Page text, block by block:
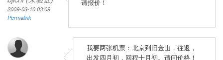
2009-03-10 03:09
Permalink
请报价！
我要两张机票：北京到旧金山，往返，
出发四月初，回程十月初。请问价格！